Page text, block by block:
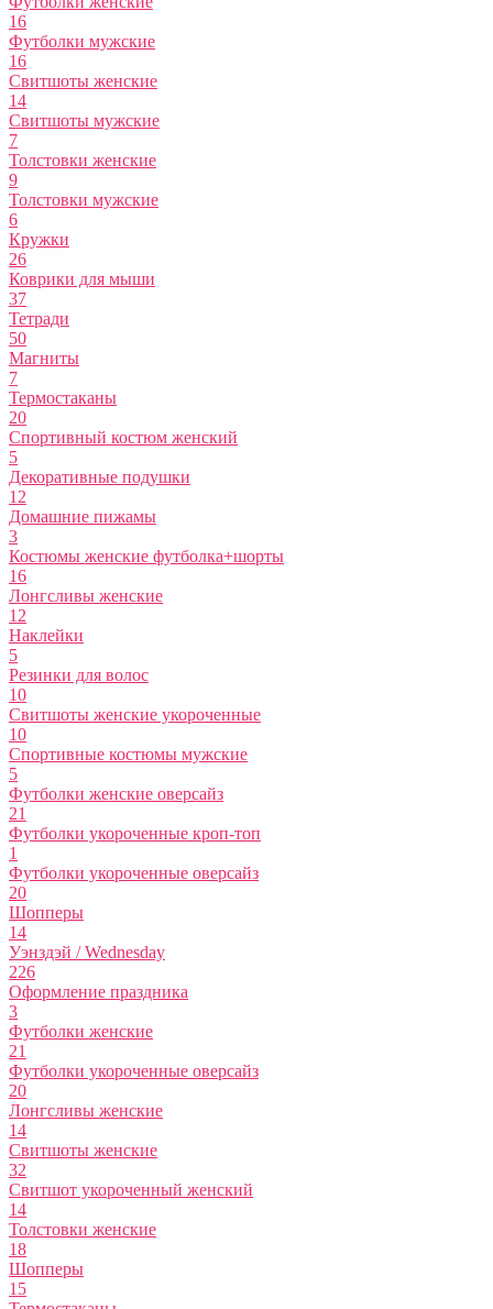
16
Футболки мужские
16
Свитшоты женские
14
Свитшоты мужские
7
Толстовки женские
9
Толстовки мужские
6
Кружки
26
Коврики для мыши
37
Тетради
50
Магниты
7
Термостаканы
20
Спортивный костюм женский
5
Декоративные подушки
12
Домашние пижамы
3
Костюмы женские футболка+шорты
16
Лонгсливы женские
12
Наклейки
5
Резинки для волос
10
Свитшоты женские укороченные
10
Спортивные костюмы мужские
5
Футболки женские оверсайз
21
Футболки укороченные кроп-топ
1
Футболки укороченные оверсайз
20
Шопперы
14
Уэнздэй / Wednesday
226
Оформление праздника
3
Футболки женские
21
Футболки укороченные оверсайз
20
Лонгсливы женские
14
Свитшоты женские
32
Свитшот укороченный женский
14
Толстовки женские
18
Шопперы
15